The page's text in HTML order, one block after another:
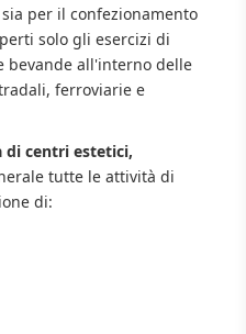
per il confezionamento
solo gli esercizi di
bevande all'interno delle
ferroviarie e
di centri estetici,
tutte le attività di
di: